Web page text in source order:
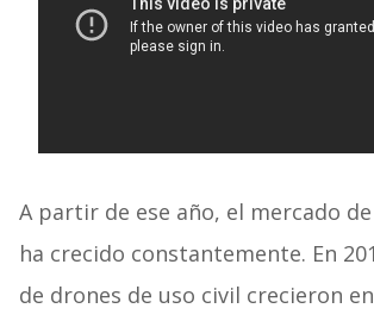
A partir de ese año, el mercado
ha crecido constantemente. En
de drones de uso civil crecieron